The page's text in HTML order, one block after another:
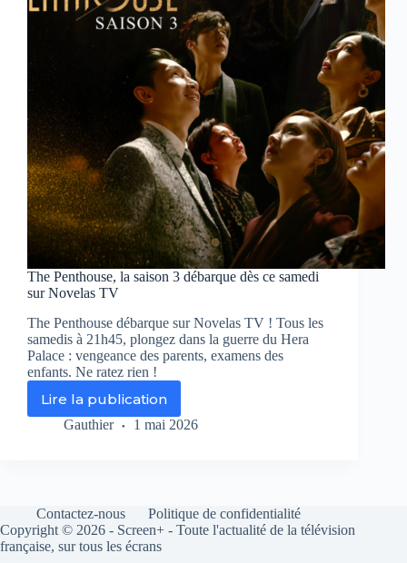
The Penthouse, la saison 3 débarque dès ce samedi
sur Novelas TV
The Penthouse débarque sur Novelas TV ! Tous les
samedis à 21h45, plongez dans la guerre du Hera
Palace : vengeance des parents, examens des
enfants. Ne ratez rien !
Lire la publication
The
Penthouse,
dès
ce
samedi
Gauthier 1 mai 2026
Contactez-nous
Politique de confidentialité
Copyright © 2026 - Screen+ - Toute l'actualité de la télévision
française, sur tous les écrans